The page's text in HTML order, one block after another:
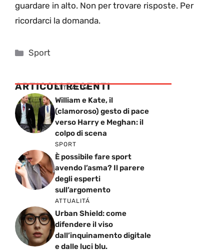
guardare in alto. Non per trovare risposte. Per
ricordarci la domanda.
Categorie
Sport
ARTICOLI RECENTI
ATTUALITÁ
William e Kate, il
(clamoroso) gesto di pace
verso Harry e Meghan: il
colpo di scena
SPORT
È possibile fare sport
avendo l’asma? Il parere
degli esperti
sull’argomento
ATTUALITÁ
Urban Shield: come
difendere il viso
dall’inquinamento digitale
e dalle luci blu.